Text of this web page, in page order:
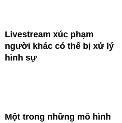
Livestream xúc phạm
người khác có thể bị xử lý
hình sự
Một trong những mô hình